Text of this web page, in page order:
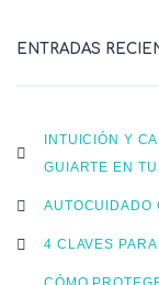
ENTRADAS
INTUICIÓN Y
GUIARTE EN
AUTOCUIDADO
4 CLAVES